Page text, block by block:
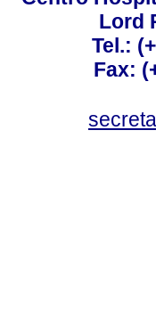
Lord
Tel.:
Fax: